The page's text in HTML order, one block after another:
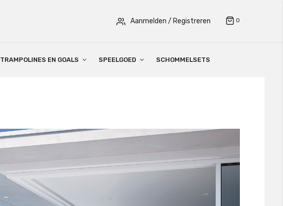
Aanmelden / Registreren 0
TRAMPOLINES EN GOALS SPEELGOED SCHOMMELSETS